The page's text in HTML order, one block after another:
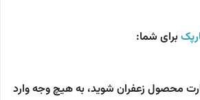
برای شما:
محصول زعفران شوید، به هیچ وجه وارد